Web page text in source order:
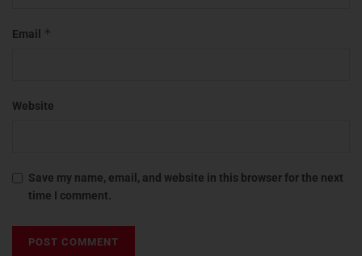
Email *
Website
Save my name, email, and website in this browser for the next
time I comment.